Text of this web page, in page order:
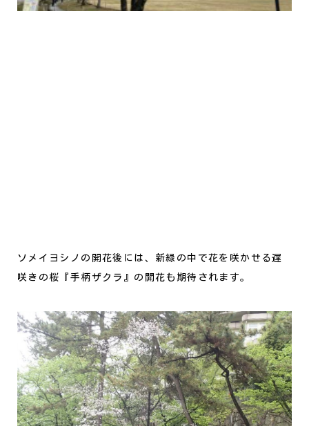
ソメイヨシノの開花後には、新緑の中で花を咲かせる遅
咲きの桜『手柄ザクラ』の開花も期待されます。